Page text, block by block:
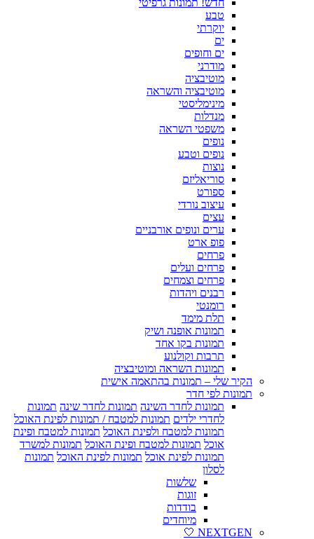
טבע
יוקרתי
ים
ים וחופים
מודרני
מוטיבציה
מוטיבציה והשראה
מינימליסטי
מנדלות
משפטי השראה
נופים
נופים וטבע
נוצות
סוריאליזם
ספורט
עיצוב נורדי
עצים
ערים ונופים אורבניים
פופ ארט
פרחים
פרחים ועלים
פרחים וצמחים
רבנים ויהדות
רומנטי
תלת מימד
תמונות אופנה ושיק
תמונות בקו אחד
תרבות וקולנוע
תמונות השראה ומוטיבציה
הקיר שלי – תמונות בהתאמה אישית
תמונות לפי חדר
תמונות לחדר השינה תמונות לחדר שינה תמונות
לחדרי ילדים תמונות למטבח / תמונות לפינת האוכל
תמונות למטבח ולפינת האוכל תמונות למטבח ופינת
אוכל תמונות למטבח ופינת האוכל תמונות למשרד
תמונות לפינת אוכל תמונות לפינת האוכל תמונות
לסלון
שלשות
זוגות
בודדות
מיוחדים
NEXTGEN 🤍